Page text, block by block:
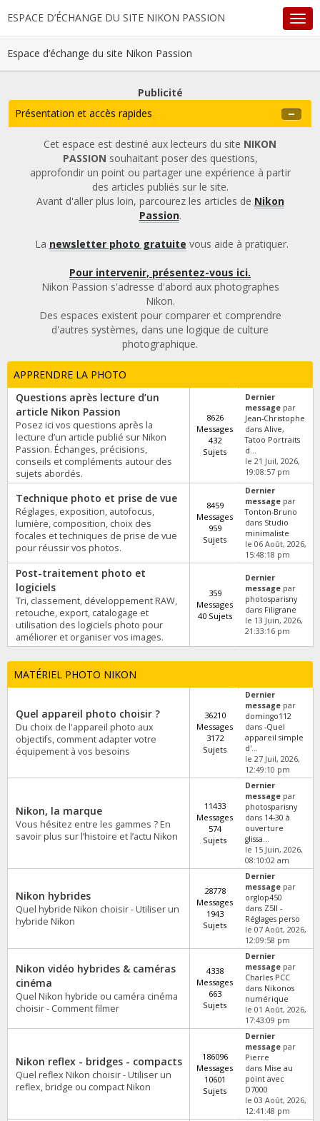
ESPACE D’ÉCHANGE DU SITE NIKON PASSION
Espace d’échange du site Nikon Passion
Publicité
Présentation et accès rapides
Cet espace est destiné aux lecteurs du site NIKON
PASSION souhaitant poser des questions,
approfondir un point ou partager une expérience à partir
des articles publiés sur le site.
Avant d'aller plus loin, parcourez les articles de Nikon
Passion.
La newsletter photo gratuite vous aide à pratiquer.
Pour intervenir, présentez-vous ici.
Nikon Passion s'adresse d'abord aux photographes
Nikon.
Des espaces existent pour comparer et comprendre
d'autres systèmes, dans une logique de culture
photographique.
APPRENDRE LA PHOTO
Questions après lecture d’un
article Nikon Passion
Posez ici vos questions après la
lecture d’un article publié sur Nikon
Passion. Échanges, précisions,
conseils et compléments autour des
sujets abordés.
8626
Messages
432
Sujets
Dernier
message par
Jean-Christophe
dansAlive,
Tatoo Portraits
d...
le 21 Juil, 2026,
19:08:57 pm
Technique photo et prise de vue
Réglages, exposition, autofocus,
lumière, composition, choix des
focales et techniques de prise de vue
pour réussir vos photos.
8459
Messages
959
Sujets
Dernier
message par
Tonton-Bruno
dans Studio
minimaliste
le 06 Août, 2026,
15:48:18 pm
Post-traitement photo et
logiciels
Tri, classement, développement RAW,
retouche, export, catalogage et
utilisation des logiciels photo pour
améliorer et organiser vos images.
359
Messages
40 Sujets
Dernier
message par
photosparisny
dans Filigrane
le 13 Juin, 2026,
21:33:16 pm
MATÉRIEL PHOTO NIKON
Quel appareil photo choisir ?
Du choix de l'appareil photo aux
objectifs, comment adapter votre
équipement à vos besoins
36210
Messages
3172
Sujets
Dernier
message par
domingo112
dans-Quel
appareil simple
d'...
le 27 Juil, 2026,
12:49:10 pm
Nikon, la marque
Vous hésitez entre les gammes ? En
savoir plus sur l’histoire et l’actu Nikon
11433
Messages
574
Sujets
Dernier
message par
photosparisny
dans 14-30 à
ouverture
glissa...
le 15 Juin, 2026,
08:10:02 am
Nikon hybrides
Quel hybride Nikon choisir - Utiliser un
hybride Nikon
28778
Messages
1943
Sujets
Dernier
message par
orglop450
dans Z5II -
Réglages perso
le 07 Août, 2026,
12:09:58 pm
Nikon vidéo hybrides & caméras
cinéma
Quel Nikon hybride ou caméra cinéma
choisir - Comment filmer
4338
Messages
663
Sujets
Dernier
message par
Charles PCC
dans Nikonos
numérique
le 01 Août, 2026,
17:43:09 pm
Nikon reflex - bridges - compacts
Quel reflex Nikon choisir - Utiliser un
reflex, bridge ou compact Nikon
186096
Messages
10601
Sujets
Dernier
message par
Pierre
dans Mise au
point avec
D7000
le 03 Août, 2026,
12:41:48 pm